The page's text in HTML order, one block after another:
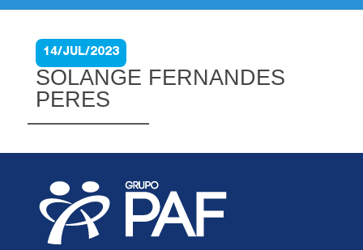
14/JUL/2023
SOLANGE FERNANDES
PERES